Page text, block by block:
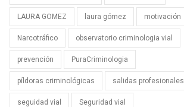
LAURA GOMEZ laura gómez motivación
Narcotráfico observatorio criminologia vial
prevención PuraCriminologia
píldoras criminológicas salidas profesionales
seguidad vial Seguridad vial